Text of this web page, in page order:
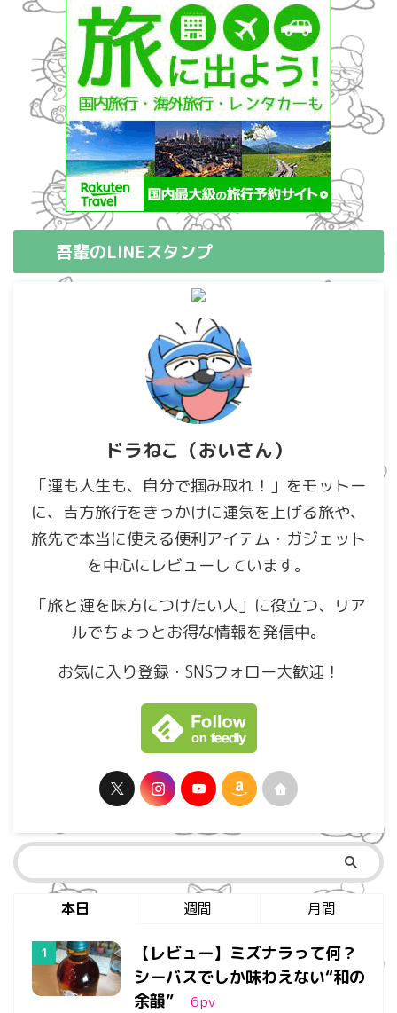
吾輩のLINEスタンプ
ドラねこ（おいさん）
「運も人生も、自分で掴み取れ！」をモットー
に、吉方旅行をきっかけに運気を上げる旅や、
旅先で本当に使える便利アイテム・ガジェット
を中心にレビューしています。
「旅と運を味方につけたい人」に役立つ、リア
ルでちょっとお得な情報を発信中。
お気に入り登録・SNSフォロー大歓迎！
本日 週間 月間
【レビュー】ミズナラって何？
シーバスでしか味わえない“和の
余韻”
6pv